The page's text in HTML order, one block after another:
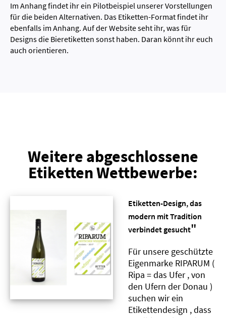
Im Anhang findet ihr ein Pilotbeispiel unserer Vorstellungen
für die beiden Alternativen. Das Etiketten-Format findet ihr
ebenfalls im Anhang. Auf der Website seht ihr, was für
Designs die Bieretiketten sonst haben. Daran könnt ihr euch
auch orientieren.
Weitere abgeschlossene
Etiketten Wettbewerbe:
Etiketten-Design, das
modern mit Tradition
verbindet gesucht"
Für unsere geschützte
Eigenmarke RIPARUM (
Ripa = das Ufer , von
den Ufern der Donau )
suchen wir ein
Etikettendesign , dass